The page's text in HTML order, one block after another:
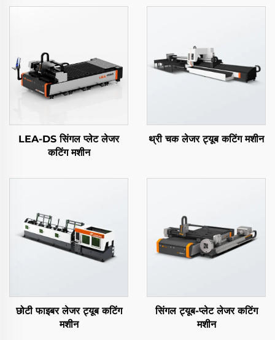
LEA-DS सिंगल प्लेट लेजर
कटिंग मशीन
थ्री चक लेजर ट्यूब कटिंग मशीन
छोटी फाइबर लेजर ट्यूब कटिंग
मशीन
सिंगल ट्यूब-प्लेट लेजर कटिंग
मशीन